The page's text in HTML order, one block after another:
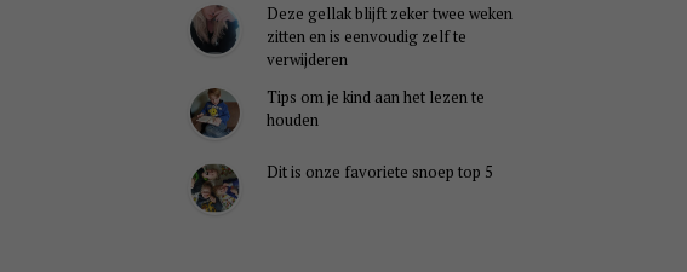
Deze gellak blijft zeker twee weken
zitten en is eenvoudig zelf te
verwijderen
Tips om je kind aan het lezen te
houden
Dit is onze favoriete snoep top 5